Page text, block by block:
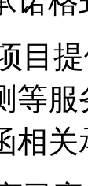
目
等
相